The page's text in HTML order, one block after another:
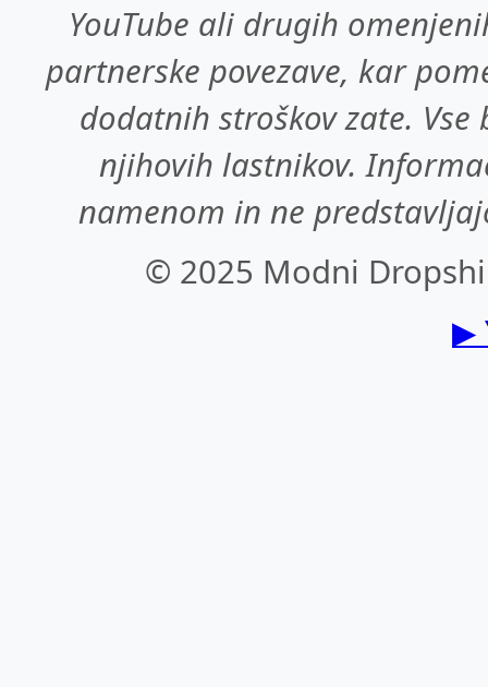
YouTube ali drugih
partnerske povezave, kar
dodatnih stroškov zate.
njihovih lastnikov.
namenom in ne
© 2025 Modni
▶